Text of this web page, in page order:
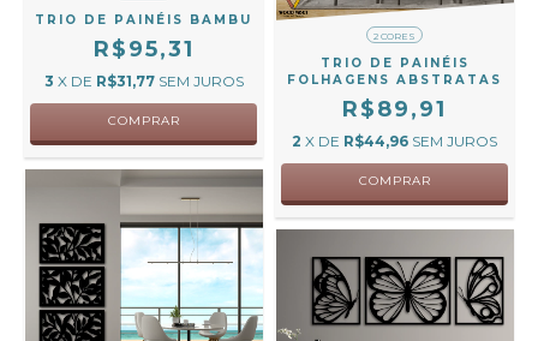
TRIO DE PAINÉIS BAMBU
R$95,31
3 X DE R$31,77 SEM JUROS
COMPRAR
2 CORES
TRIO DE PAINÉIS
FOLHAGENS ABSTRATAS
R$89,91
2 X DE R$44,96 SEM JUROS
COMPRAR